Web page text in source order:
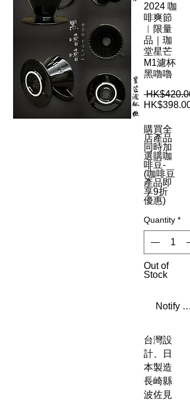
2024 咖
啡爽節
︳限量
品｜珈
堂星芒
M1濾杯
黑嚕嚕
HK$398.00
購買全
店產品
同時加
選購咖
啡豆-
(咖啡豆
產品即
享9折
優惠)
Quantity *
Out of
Stock
Notify
台灣設
計、日
本製造
長崎縣
波佐見